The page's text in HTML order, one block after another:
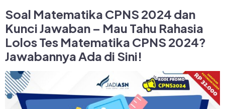
Soal Matematika CPNS 2024 dan
Kunci Jawaban – Mau Tahu Rahasia
Lolos Tes Matematika CPNS 2024?
Jawabannya Ada di Sini!